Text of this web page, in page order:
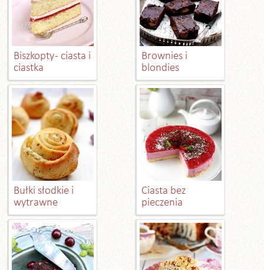
Biszkopty - ciasta i
ciastka
Brownies i
blondies
Bułki słodkie i
wytrawne
Ciasta bez
pieczenia